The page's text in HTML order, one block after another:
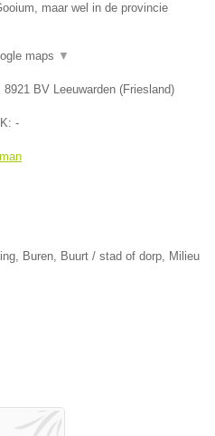
maar wel in de provincie
maps ▼
8921 BV Leeuwarden (Friesland)
-
Buren, Buurt / stad of dorp, Milieu